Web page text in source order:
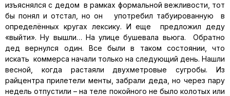
изъяснялся с дедом в рамках формальной вежливости, тот
бы понял и отстал, но он употребил табуированную в
определённых кругах лексику. И еще предложил деду
«выйти». Ну вышли… На улице бушевала вьюга. Обратно
дед вернулся один. Все были в таком состоянии, что
искать коммерса начали только на следующий день. Нашли
весной, когда растаяли двухметровые сугробы. Из
райцентра прилетели менты, забрали деда, но через пару
недель отпустили – на теле покойного не было колотых или